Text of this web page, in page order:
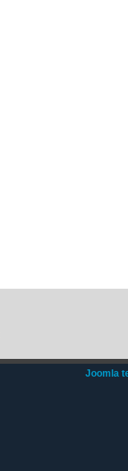
Joomla